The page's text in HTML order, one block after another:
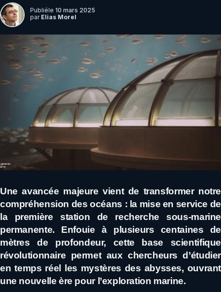
Publiéle 10 mars 2025
par Elias Morel
Une avancée majeure vient de transformer notre
compréhension des océans : la mise en service de
la première station de recherche sous-marine
permanente. Enfouie à plusieurs centaines de
mètres de profondeur, cette base scientifique
révolutionnaire permet aux chercheurs d’étudier
en temps réel les mystères des abysses, ouvrant
une nouvelle ère pour l’exploration marine.